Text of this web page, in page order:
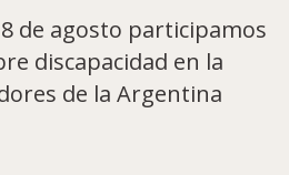
de agosto participamos
discapacidad en la
de la Argentina